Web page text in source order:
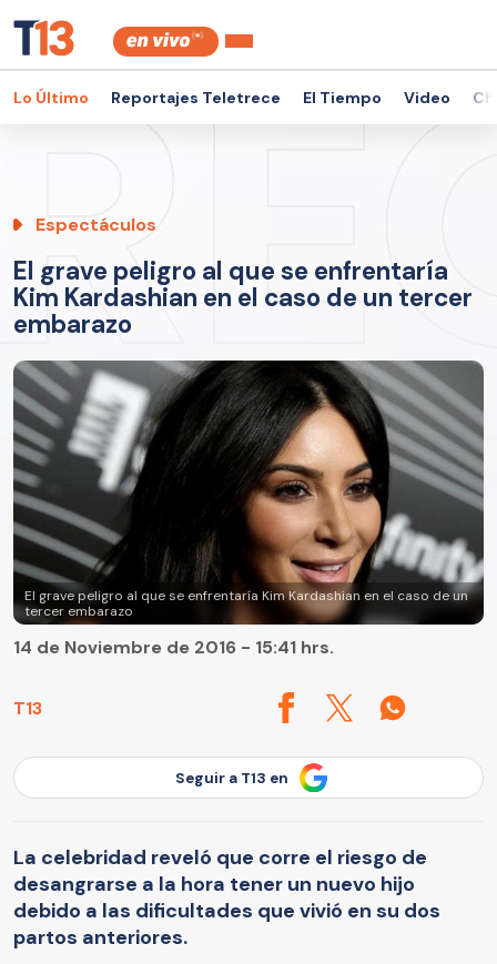
Lo Último Reportajes Teletrece El Tiempo Video
Espectáculos
El grave peligro al que se enfrentaría
Kim Kardashian en el caso de un tercer
embarazo
El grave peligro al que se enfrentaría Kim Kardashian en el caso de un
tercer embarazo
T13
14 de Noviembre de 2016 - 15:41 hrs.
Seguir a T13 en
La celebridad reveló que corre el riesgo de
desangrarse a la hora tener un nuevo hijo
debido a las dificultades que vivió en su dos
partos anteriores.